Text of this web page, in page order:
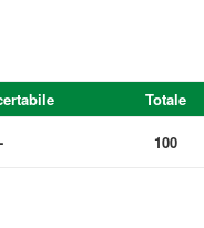
Totale
- 100